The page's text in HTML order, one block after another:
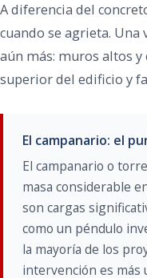
A diferencia del
cuando se agrieta.
aún más: muros altos y
superior del edificio y
El campanario: el
El campanario o
masa considerable
son cargas
como un péndulo
la mayoría de los
intervención es más